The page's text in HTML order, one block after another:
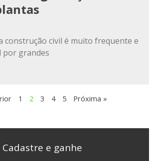
construção civil é muito frequente e
por grandes
1 2 3 4 5 Próxima »
Cadastre e ganhe